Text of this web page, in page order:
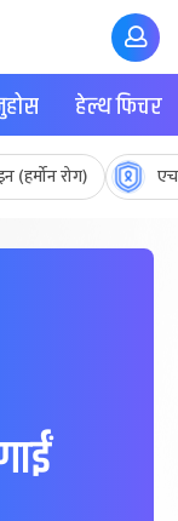
हेल्थ फिचर
(हर्मोन रोग)